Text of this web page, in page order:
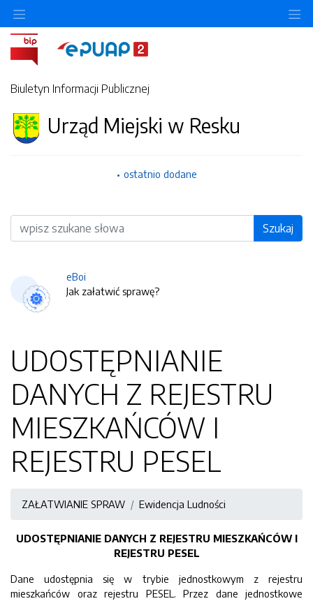
Biuletyn Informacji Publicznej
Urząd Miejski w Resku
ostatnio dodane
Wyszukiwarka Szukaj
eBoi
Jak załatwić sprawę?
UDOSTĘPNIANIE
DANYCH Z REJESTRU
MIESZKAŃCÓW I
REJESTRU PESEL
ZAŁATWIANIE SPRAW Ewidencja Ludności
UDOSTĘPNIANIE DANYCH Z REJESTRU MIESZKAŃCÓW I
REJESTRU PESEL
Dane udostępnia się w trybie jednostkowym z rejestru
mieszkańców oraz rejestru PESEL. Przez dane jednostkowe